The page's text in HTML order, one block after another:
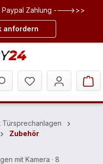
Paypal Zahlung ---->>>
anfordern
Türsprechanlagen
Zubehör
mit Kamera · 8